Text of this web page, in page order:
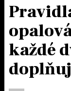
ČLÁNKY
AKTUÁLNĚ
HUDBA
ROZHOVORY
PODCASTY
JAK
každé